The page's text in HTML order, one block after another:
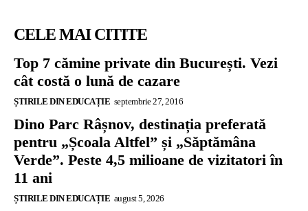
CELE MAI CITITE
Top 7 cămine private din București. Vezi
cât costă o lună de cazare
ȘTIRILE DIN EDUCAȚIE septembrie 27, 2016
Dino Parc Râșnov, destinația preferată
pentru „Școala Altfel” și „Săptămâna
Verde”. Peste 4,5 milioane de vizitatori în
11 ani
ȘTIRILE DIN EDUCAȚIE august 5, 2026